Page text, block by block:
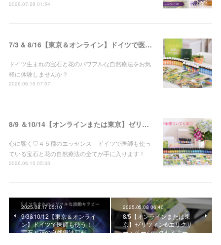
2026.07.28 01:54
7/3 & 8/16【東京＆オンライン】ドイツで医師も使う！!宝石と花の自然療法♡ゼリツィン®エリクサー体験会 開催
ドイツ生まれの宝石と花のパワフルな自然療法をお気
軽に体験しませんか？
2026.06.15 07:57
8/9 ＆10/14【オンラインまたは東京】ゼリツィン®エリクサー・ベーシックセミナー 開催決定
心に響く♡４５種のエッセンス ドイツで医師も使っ
ている宝石と花の自然療法の全てが手に入ります！
2026.06.15 05:33
2025.08.17 05:10
9/3&10/12【東京＆オンライ
ン】ドイツで医師も使う！!
宝石と花の自然療法♡ゼ…
2025.05.08 06:40
8/5【オンラインまたは東
京】ゼリツィン®エリクサ
ー・ベーシックセミナー …